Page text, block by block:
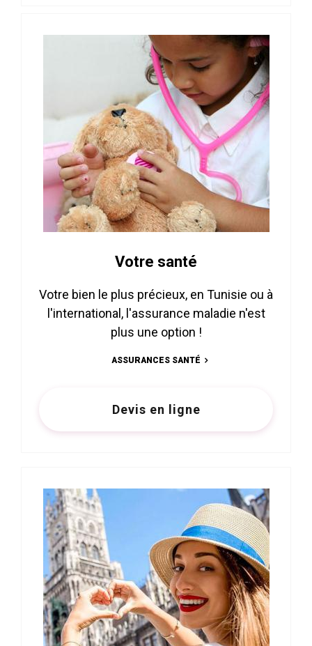
Votre santé
Votre bien le plus précieux, en Tunisie ou à
l'international, l'assurance maladie n'est
plus une option !
ASSURANCES SANTÉ
Devis en ligne